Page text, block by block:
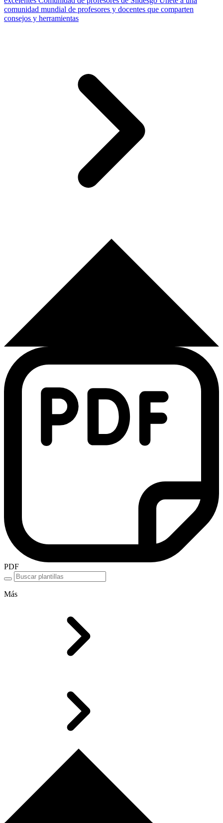
comunidad mundial de profesores y docentes que comparten
consejos y herramientas
PDF
Más